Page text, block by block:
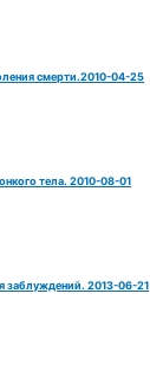
смерти.2010-04-25
тела. 2010-08-01
заблуждений. 2013-06-21